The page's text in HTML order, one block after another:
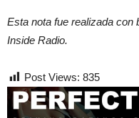
Esta nota fue realizada con
Inside Radio.
Post Views: 835